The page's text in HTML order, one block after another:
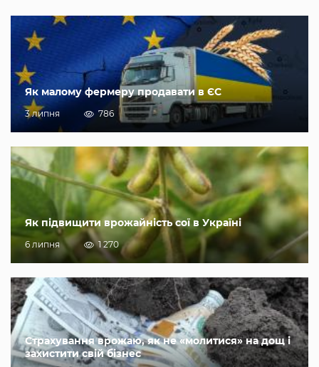
Як малому фермеру продавати в ЄС
3 липня 786
Як підвищити врожайність сої в Україні
6 липня 1 270
Страхування врожаю, як не «молитися» на дощ і
захистити свій бізнес